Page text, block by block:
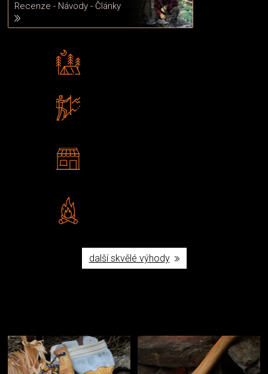
Recenze - Návody - Články
další skvělé výhody